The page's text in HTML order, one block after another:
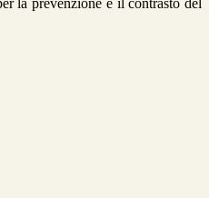
la prevenzione e il contrasto del